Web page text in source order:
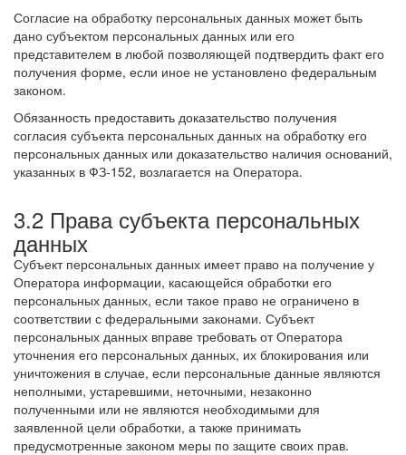
Согласие на обработку персональных данных может быть
дано субъектом персональных данных или его
представителем в любой позволяющей подтвердить факт его
получения форме, если иное не установлено федеральным
законом.
Обязанность предоставить доказательство получения
согласия субъекта персональных данных на обработку его
персональных данных или доказательство наличия оснований,
указанных в ФЗ-152, возлагается на Оператора.
3.2 Права субъекта персональных
данных
Субъект персональных данных имеет право на получение у
Оператора информации, касающейся обработки его
персональных данных, если такое право не ограничено в
соответствии с федеральными законами. Субъект
персональных данных вправе требовать от Оператора
уточнения его персональных данных, их блокирования или
уничтожения в случае, если персональные данные являются
неполными, устаревшими, неточными, незаконно
полученными или не являются необходимыми для
заявленной цели обработки, а также принимать
предусмотренные законом меры по защите своих прав.